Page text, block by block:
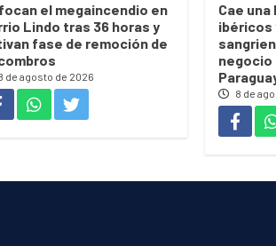
el megaincendio en
Lindo tras 36 horas y
fase de remoción de
de agosto de 2026
Cae
ibéricos
negocio
8 de